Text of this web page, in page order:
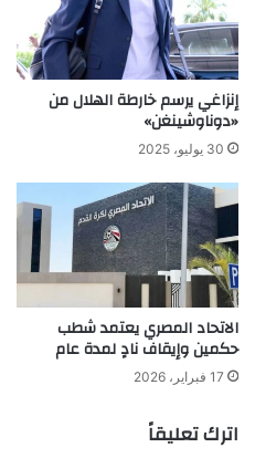
إنزاغي يرسم خارطة الهلال من
«دوناوشينغن»
30 يوليو، 2025
الاتحاد المصري يعتمد شطب
حكمين وإيقاف نادٍ لمدة عام
17 فبراير، 2026
اترك تعليقاً